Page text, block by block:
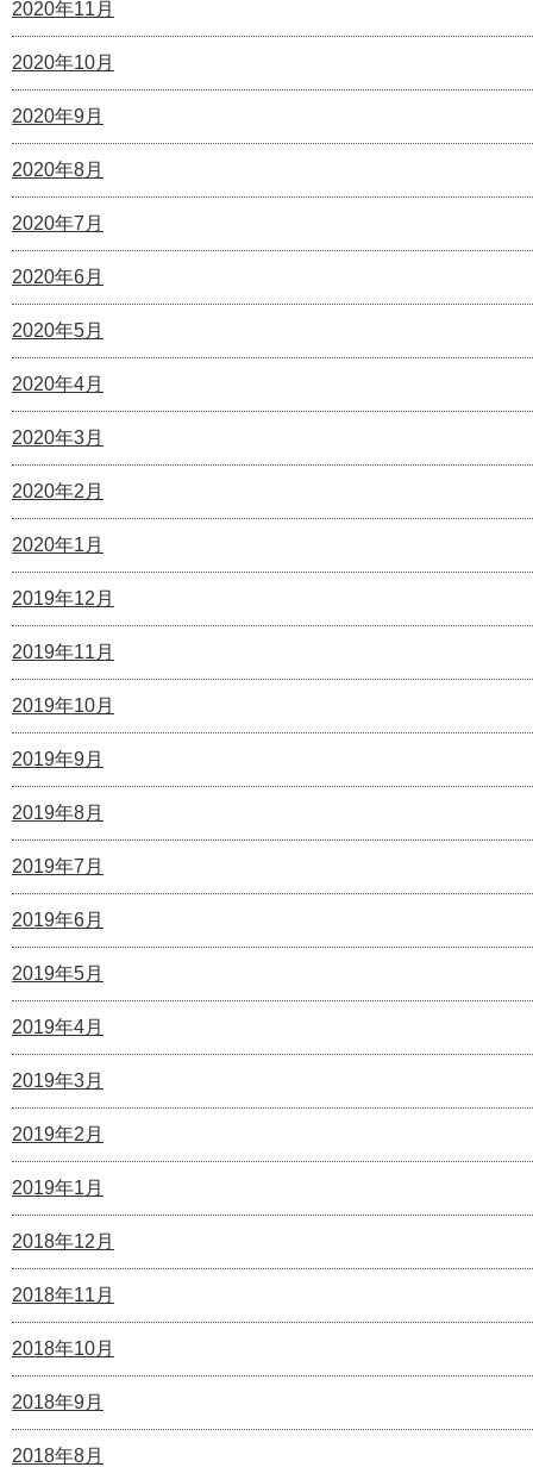
2020年11月
2020年10月
2020年9月
2020年8月
2020年7月
2020年6月
2020年5月
2020年4月
2020年3月
2020年2月
2020年1月
2019年12月
2019年11月
2019年10月
2019年9月
2019年8月
2019年7月
2019年6月
2019年5月
2019年4月
2019年3月
2019年2月
2019年1月
2018年12月
2018年11月
2018年10月
2018年9月
2018年8月